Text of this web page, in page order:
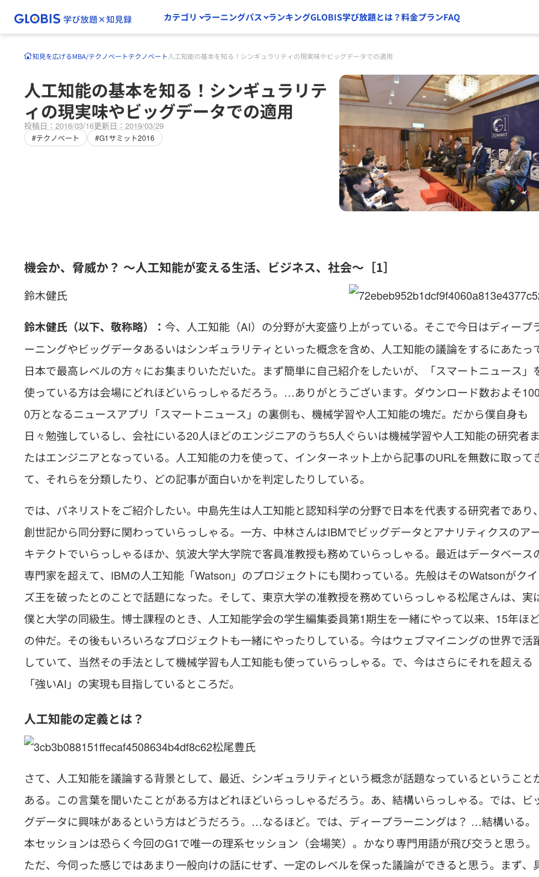
カテゴリ ラーニングパス ランキングGLOBIS学び放題とは？料金プランFAQ
知見を広げるMBA/テクノベートテクノベート人工知能の基本を知る！シンギュラリティの現実味やビッグデータでの適用
人工知能の基本を知る！シンギュラリテ
ィの現実味やビッグデータでの適用
投稿日：2016/03/16更新日：2019/03/29
#テクノベート #G1サミット2016
機会か、脅威か？ ～人工知能が変える生活、ビジネス、社会～［1］
鈴木健氏
鈴木健氏（以下、敬称略）： 今、人工知能（AI）の分野が大変盛り上がっている。そこで今日はディープ
ーニングやビッグデータあるいはシンギュラリティといった概念を含め、人工知能の議論をするにあたっ
日本で最高レベルの方々にお集まりいただいた。まず簡単に自己紹介をしたいが、「スマートニュース」
使っている方は会場にどれほどいらっしゃるだろう。…ありがとうございます。ダウンロード数およそ100
0万となるニュースアプリ「スマートニュース」の裏側も、機械学習や人工知能の塊だ。だから僕自身も
日々勉強しているし、会社にいる20人ほどのエンジニアのうち5人ぐらいは機械学習や人工知能の研究者ま
たはエンジニアとなっている。人工知能の力を使って、インターネット上から記事のURLを無数に取って
て、それらを分類したり、どの記事が面白いかを判定したりしている。
では、パネリストをご紹介したい。中島先生は人工知能と認知科学の分野で日本を代表する研究者であり、
創世記から同分野に関わっていらっしゃる。一方、中林さんはIBMでビッグデータとアナリティクスのア
キテクトでいらっしゃるほか、筑波大学大学院で客員准教授も務めていらっしゃる。最近はデータベース
専門家を超えて、IBMの人工知能「Watson」のプロジェクトにも関わっている。先般はそのWatsonがクイ
ズ王を破ったとのことで話題になった。そして、東京大学の准教授を務めていらっしゃる松尾さんは、実
僕と大学の同級生。博士課程のとき、人工知能学会の学生編集委員第1期生を一緒にやって以来、15年ほ
の仲だ。その後もいろいろなプロジェクトも一緒にやったりしている。今はウェブマイニングの世界で活
していて、当然その手法として機械学習も人工知能も使っていらっしゃる。で、今はさらにそれを超える
「強いAI」の実現も目指しているところだ。
人工知能の定義とは？
松尾豊氏
さて、人工知能を議論する背景として、最近、シンギュラリティという概念が話題なっているということ
ある。この言葉を聞いたことがある方はどれほどいらっしゃるだろう。あ、結構いらっしゃる。では、ビ
グデータに興味があるという方はどうだろう。…なるほど。では、ディープラーニングは？ …結構いる。
本セッションは恐らく今回のG1で唯一の理系セッション（会場笑）。かなり専門用語が飛び交うと思う。
ただ、今伺った感じではあまり一般向けの話にせず、一定のレベルを保った議論ができると思う。まず、